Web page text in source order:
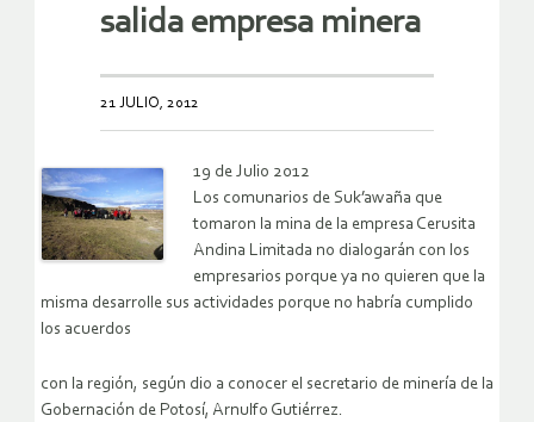
salida empresa minera
21 JULIO, 2012
19 de Julio 2012
Los comunarios de Suk’awaña que
tomaron la mina de la empresa Cerusita
Andina Limitada no dialogarán con los
empresarios porque ya no quieren que la
misma desarrolle sus actividades porque no habría cumplido
los acuerdos
con la región, según dio a conocer el secretario de minería de la
Gobernación de Potosí, Arnulfo Gutiérrez.